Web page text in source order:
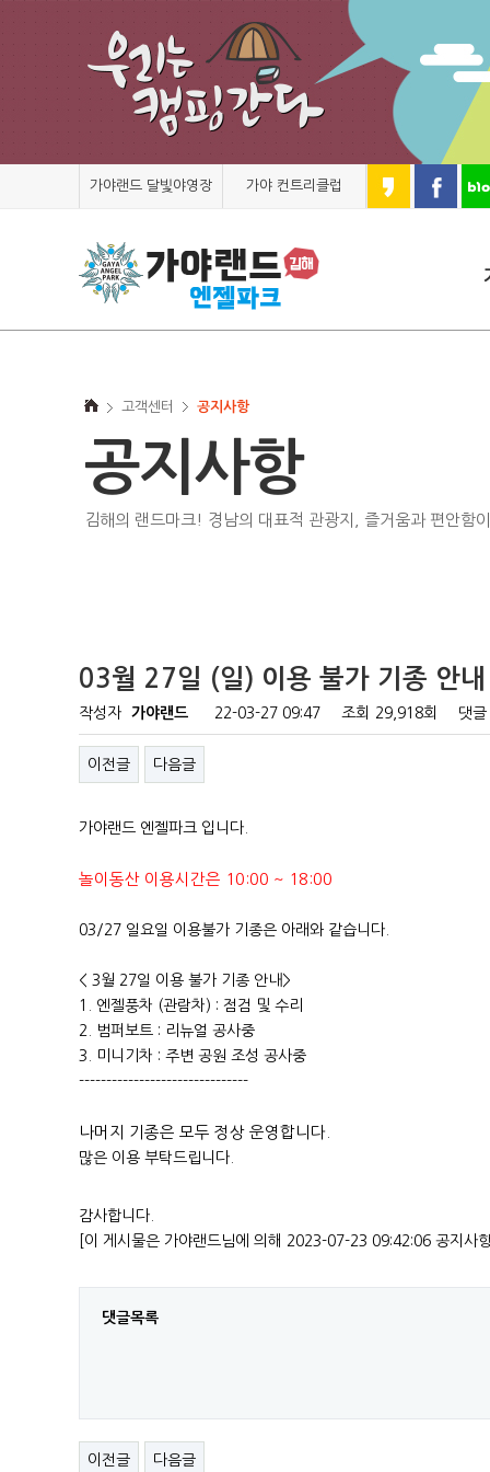
가야랜드 달빛야영장 가야 컨트리클럽
고객센터 공지사항
공지사항
김해의 랜드마크! 경남의 대표적 관광지, 즐거움과 편안함
03월 27일 (일) 이용 불가 기종 안내
작성자 가야랜드 22-03-27 09:47 조회 29,918회 댓글
이전글 다음글
가야랜드 엔젤파크 입니다.
놀이동산 이용시간은 10:00 ~ 18:00
03/27 일요일 이용불가 기종은 아래와 같습니다.
< 3월 27일 이용 불가 기종 안내>
1. 엔젤풍차 (관람차) : 점검 및 수리
2. 범퍼보트 : 리뉴얼 공사중
3. 미니기차 : 주변 공원 조성 공사중
-------------------------------
나머지 기종은 모두 정상 운영합니다.
많은 이용 부탁드립니다.
감사합니다.
[이 게시물은 가야랜드님에 의해 2023-07-23 09:42:06 공지사
댓글목록
이전글 다음글